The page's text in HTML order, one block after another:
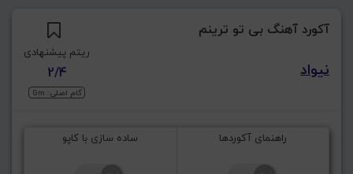
آکورد آهنگ بی تو ترینم
نیواد
ریتم پیشنهادی
2/4
گام اصلی: Gm
راهنمای آکوردها ساده سازی با کاپو